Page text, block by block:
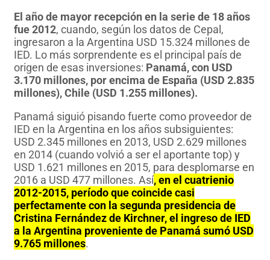
El año de mayor recepción en la serie de 18 años
fue 2012, cuando, según los datos de Cepal,
ingresaron a la Argentina USD 15.324 millones de
IED. Lo más sorprendente es el principal país de
origen de esas inversiones: Panamá, con USD
3.170 millones, por encima de España (USD 2.835
millones), Chile (USD 1.255 millones).
Panamá siguió pisando fuerte como proveedor de
IED en la Argentina en los años subsiguientes:
USD 2.345 millones en 2013, USD 2.629 millones
en 2014 (cuando volvió a ser el aportante top) y
USD 1.621 millones en 2015, para desplomarse en
2016 a USD 477 millones. Así, en el cuatrienio
2012-2015, período que coincide casi
perfectamente con la segunda presidencia de
Cristina Fernández de Kirchner, el ingreso de IED
a la Argentina proveniente de Panamá sumó USD
9.765 millones.